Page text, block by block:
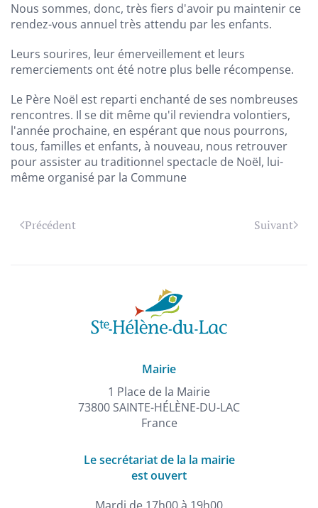
Nous sommes, donc, très fiers d'avoir pu maintenir ce
rendez-vous annuel très attendu par les enfants.
Leurs sourires, leur émerveillement et leurs
remerciements ont été notre plus belle récompense.
Le Père Noël est reparti enchanté de ses nombreuses
rencontres. Il se dit même qu'il reviendra volontiers,
l'année prochaine, en espérant que nous pourrons,
tous, familles et enfants, à nouveau, nous retrouver
pour assister au traditionnel spectacle de Noël, lui-
même organisé par la Commune
Précédent Suivant
Mairie
1 Place de la Mairie
73800 SAINTE-HÉLÈNE-DU-LAC
France
Le secrétariat de la la mairie
est ouvert